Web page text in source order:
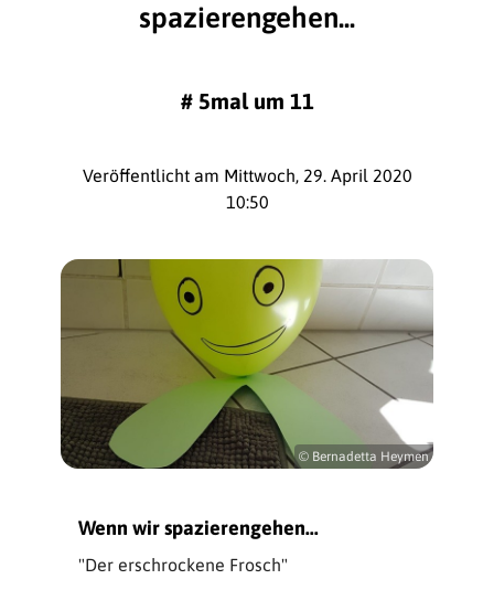
spazierengehen...
# 5mal um 11
Veröffentlicht am Mittwoch, 29. April 2020
10:50
© Bernadetta Heymen
Wenn wir spazierengehen...
"Der erschrockene Frosch"